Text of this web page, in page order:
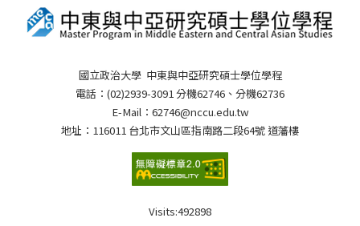
國立政治大學 中東與中亞研究碩士學位學程
電話：(02)2939-3091 分機62746、分機62736
E-Mail：62746@nccu.edu.tw
地址：116011 台北市文山區指南路二段64號 道藩樓
Visits:492898